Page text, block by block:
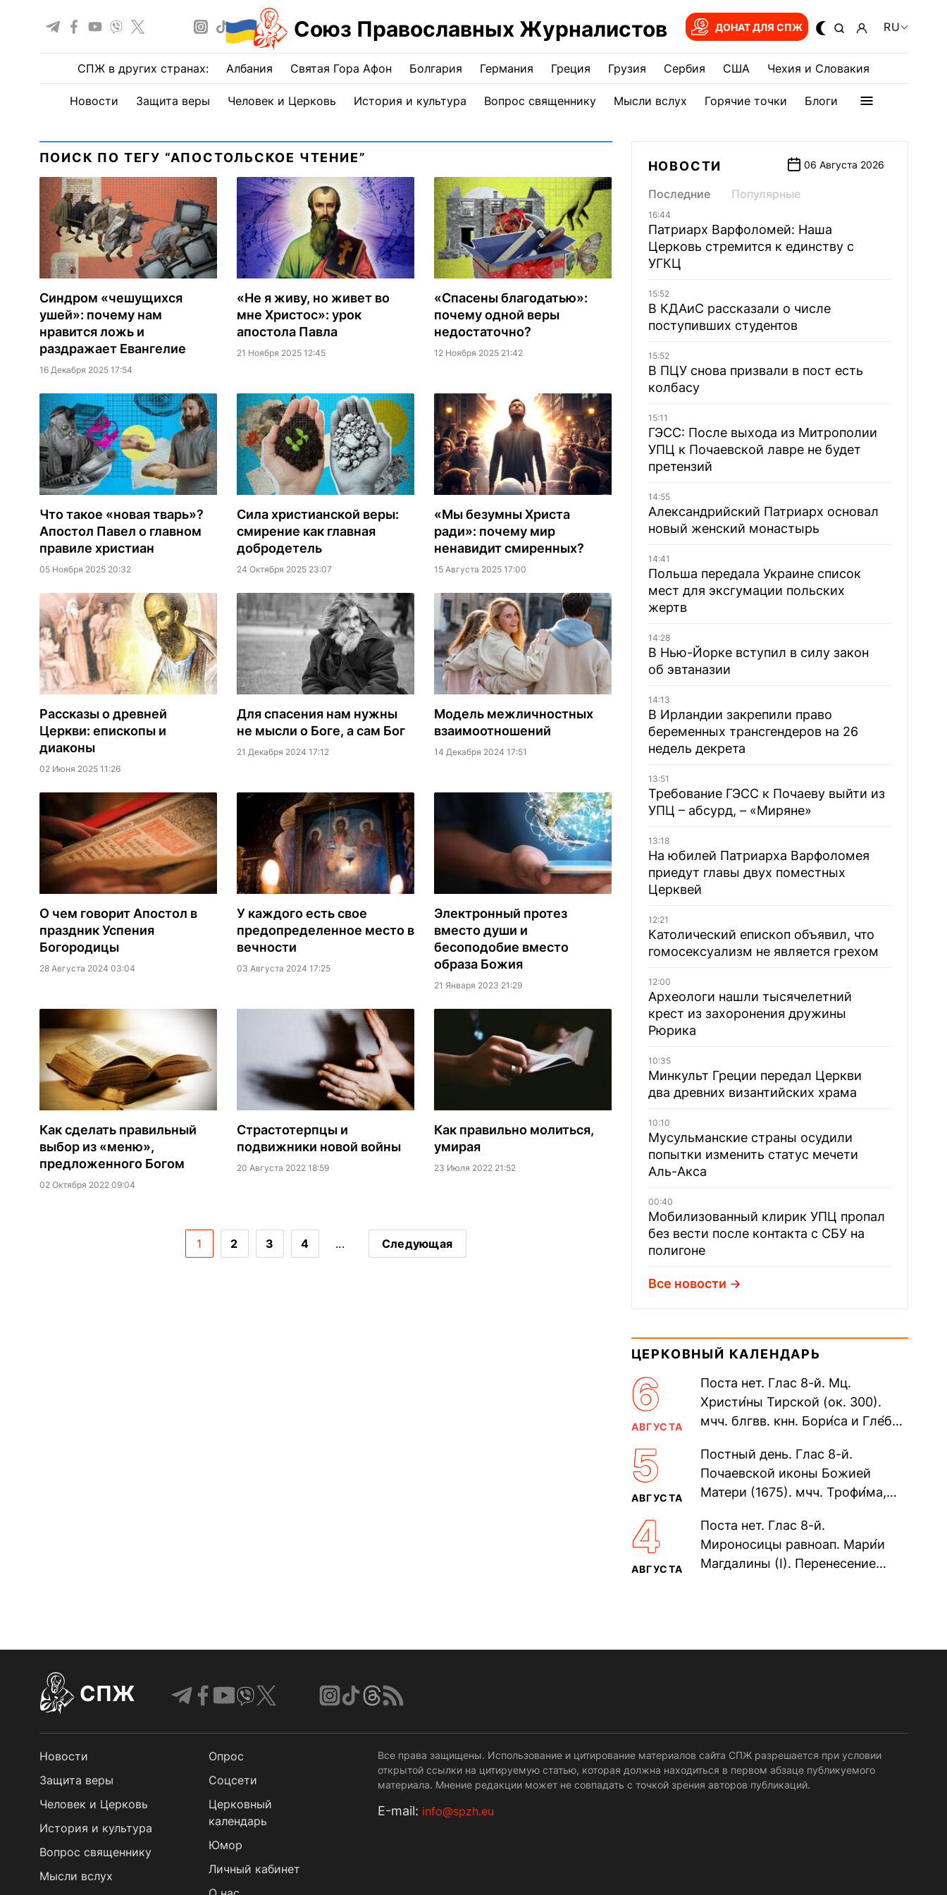
Союз Православных Журналистов ДОНАТ ДЛЯ СПЖ RU
СПЖ в других странах: Албания Святая Гора Афон Болгария Германия Греция Грузия Сербия США Чехия и Словакия
Новости Защита веры Человек и Церковь История и культура Вопрос священнику Мысли вслух Горячие точки Блоги
ПОИСК ПО ТЕГУ “АПОСТОЛЬСКОЕ ЧТЕНИЕ”
Синдром «чешущихся
ушей»: почему нам
нравится ложь и
раздражает Евангелие
16 Декабря 2025 17:54
«Не я живу, но живет во
мне Христос»: урок
апостола Павла
21 Ноября 2025 12:45
«Спасены благодатью»:
почему одной веры
недостаточно?
12 Ноября 2025 21:42
Что такое «новая тварь»?
Апостол Павел о главном
правиле христиан
05 Ноября 2025 20:32
Сила христианской веры:
смирение как главная
добродетель
24 Октября 2025 23:07
«Мы безумны Христа
ради»: почему мир
ненавидит смиренных?
15 Августа 2025 17:00
Рассказы о древней
Церкви: епископы и
диаконы
02 Июня 2025 11:26
Для спасения нам нужны
не мысли о Боге, а сам Бог
21 Декабря 2024 17:12
Модель межличностных
взаимоотношений
14 Декабря 2024 17:51
О чем говорит Апостол в
праздник Успения
Богородицы
28 Августа 2024 03:04
У каждого есть свое
предопределенное место в
вечности
03 Августа 2024 17:25
Электронный протез
вместо души и
бесоподобие вместо
образа Божия
21 Января 2023 21:29
Как сделать правильный
выбор из «меню»,
предложенного Богом
02 Октября 2022 09:04
Страстотерпцы и
подвижники новой войны
20 Августа 2022 18:59
Как правильно молиться,
умирая
23 Июля 2022 21:52
1 2 3 4 ... Следующая
НОВОСТИ 06 Августа 2026
Последние Популярные
16:44
Патриарх Варфоломей: Наша
Церковь стремится к единству с
УГКЦ
15:52
В КДАиС рассказали о числе
поступивших студентов
15:52
В ПЦУ снова призвали в пост есть
колбасу
15:11
ГЭСС: После выхода из Митрополии
УПЦ к Почаевской лавре не будет
претензий
14:55
Александрийский Патриарх основал
новый женский монастырь
14:41
Польша передала Украине список
мест для эксгумации польских
жертв
14:28
В Нью-Йорке вступил в силу закон
об эвтаназии
14:13
В Ирландии закрепили право
беременных трансгендеров на 26
недель декрета
13:51
Требование ГЭСС к Почаеву выйти из
УПЦ – абсурд, – «Миряне»
13:18
На юбилей Патриарха Варфоломея
приедут главы двух поместных
Церквей
12:21
Католический епископ объявил, что
гомосексуализм не является грехом
12:00
Археологи нашли тысячелетний
крест из захоронения дружины
Рюрика
10:35
Минкульт Греции передал Церкви
два древних византийских храма
10:10
Мусульманские страны осудили
попытки изменить статус мечети
Аль-Акса
00:40
Мобилизованный клирик УПЦ пропал
без вести после контакта с СБУ на
полигоне
Все новости
ЦЕРКОВНЫЙ КАЛЕНДАРЬ
6
АВГУСТА
Поста нет. Глас 8-й. Мц.
Христи́ны Тирской (ок. 300).
мчч. блгвв. кнн. Бори́са и Гле́ба,
Дави́да (1015). Прп....
5
АВГУСТА
Постный день. Глас 8-й.
Почаевской иконы Божией
Матери (1675). мчч. Трофи́ма,
мучеников (284–305). прав.
воина Фео́дора...
4
АВГУСТА
Поста нет. Глас 8-й.
Мироносицы равноап. Мари́и
Магдалины (I). Перенесение
СПЖ
Новости
Защита веры
Человек и Церковь
История и культура
Вопрос священнику
Мысли вслух
Опрос
Cоцсети
Церковный
календарь
Юмор
Личный кабинет
Все права защищены. Использование и цитирование материалов сайта СПЖ разрешается при условии
открытой ссылки на цитируемую статью, которая должна находиться в первом абзаце публикуемого
материала. Мнение редакции может не совпадать с точкой зрения авторов публикаций.
Е-mail: info@spzh.eu